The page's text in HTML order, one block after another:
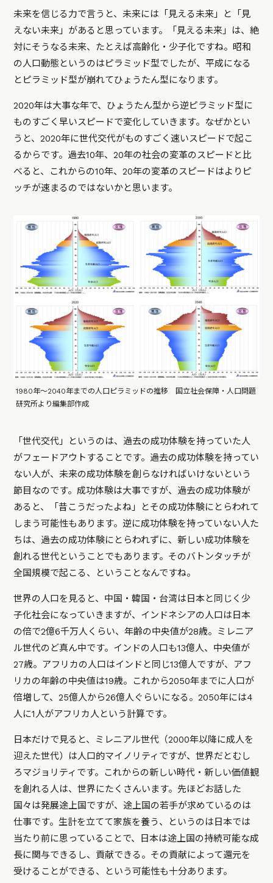
未来を信じる力で言うと、未来には「見える未来」と「見
えない未来」があると思っています。「見える未来」は、絶
対にそうなる未来、たとえば高齢化・少子化ですね。昭和
の人口動態というのはピラミッド型でしたが、平成になる
とピラミッド型が崩れてひょうたん型になります。
2020年は大事な年で、ひょうたん型から逆ピラミッド型に
ものすごく早いスピードで変化していきます。なぜかとい
うと、2020年に世代交代がものすごく速いスピードで起こ
るからです。過去10年、20年の社会の変革のスピードと比
べると、これからの10年、20年の変革のスピードはよりピ
ッチが速まるのではないかと思います。
1980年～2040年までの人口ピラミッドの推移 国立社会保障・人口問題
研究所より編集部作成
「世代交代」というのは、過去の成功体験を持っていた人
がフェードアウトすることです。過去の成功体験を持ってい
ない人が、未来の成功体験を創らなければいけないという
節目なのです。成功体験は大事ですが、過去の成功体験が
あると、「昔こうだったよね」とその成功体験にとらわれて
しまう可能性もあります。逆に成功体験を持っていない人た
ちは、過去の成功体験にとらわれずに、新しい成功体験を
創れる世代ということでもあります。そのバトンタッチが
全国規模で起こる、ということなんですね。
世界の人口を見ると、中国・韓国・台湾は日本と同じく少
子化社会になっていきますが、インドネシアの人口は日本
の倍で2億6千万人くらい、年齢の中央値が28歳。ミレニア
ル世代のど真ん中です。インドの人口も13億人、中央値が
27歳。アフリカの人口はインドと同じ13億人ですが、アフ
リカの年齢の中央値は19歳。これから2050年までに人口が
倍増して、25億人から26億人ぐらいになる。2050年には4
人に1人がアフリカ人という計算です。
日本だけで見ると、ミレニアル世代（2000年以降に成人を
迎えた世代）は人口的マイノリティですが、世界だとむし
ろマジョリティです。これからの新しい時代・新しい価値観
を創れる人は、世界にたくさんいます。先ほどお話した
国々は発展途上国ですが、途上国の若手が求めているのは
仕事です。生計を立てて家族を養う、というのは日本では
当たり前に思っていることで、日本は途上国の持続可能な成
長に関与できるし、貢献できる。その貢献によって還元を
受けることができる、という可能性も十分あります。